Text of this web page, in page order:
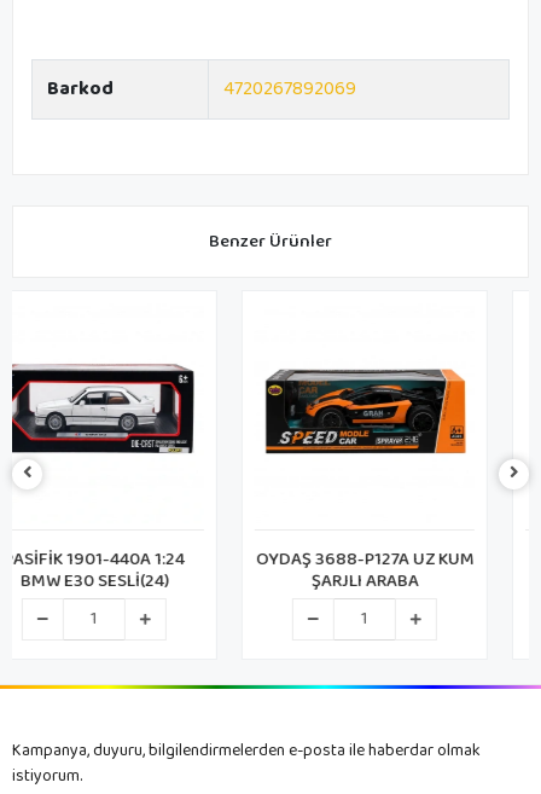
Barkod 4720267892069
Benzer Ürünler
OYDAŞ 3688-P127A UZ KUM
ŞARJLI ARABA
CAN K507AC5 KUMANDALI
METAL ARABA (48)
Kampanya, duyuru, bilgilendirmelerden e-posta ile haberdar olmak
istiyorum.